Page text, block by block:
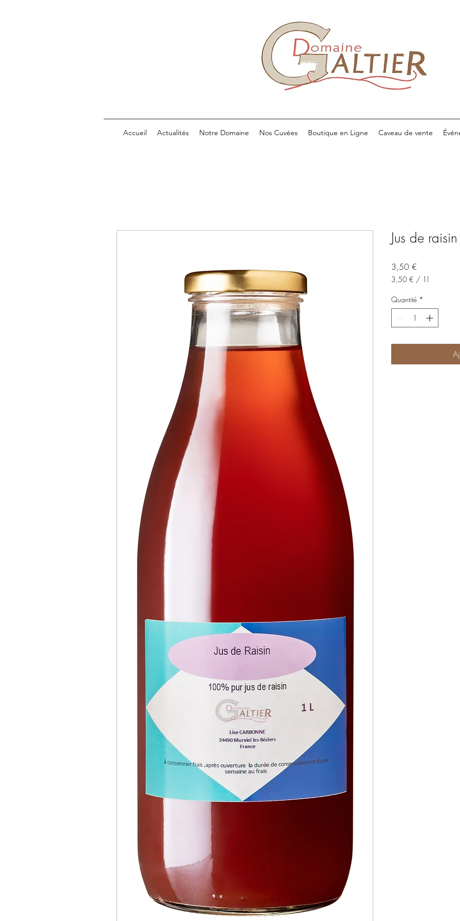
Accueil Actualités Notre Domaine Nos Cuvées Boutique en Ligne Caveau de vente
Jus de raisin
3,50 €
3,50 € / 1l
pour
1
Quantité *